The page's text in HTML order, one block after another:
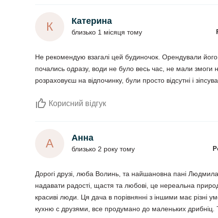
К Катерина
близько 1 місяця тому
Не рекомендую взагалі цей будиночок. Орендували
почались одразу, води не було весь час, не мали змоги
розраховуєш на відпочинку, були просто відсутні і
Корисний відгук
А Анна
близько 2 року тому
Дорогі друзі, люба Волинь, та найшановна пані
надавати радості, щастя та любові, це нереальна
красиві люди. Ця дача в порівнянні з іншими має різні
кухню с друзями, все продумано до маленьких